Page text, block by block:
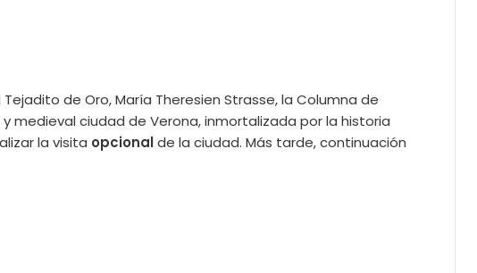
de Oro, María Theresien Strasse, la Columna de
medieval ciudad de Verona, inmortalizada por la historia
la visita opcionalde la ciudad. Más tarde, continuación